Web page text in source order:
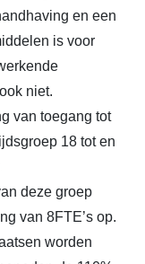
en een
is voor
niet.
van toegang tot
18 tot en
deze groep
van 8FTE’s op.
worden